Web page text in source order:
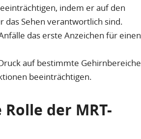
indem er auf den
das Sehen verantwortlich sind.
das erste Anzeichen für einen
auf bestimmte Gehirnbereiche
beeinträchtigen.
der MRT-